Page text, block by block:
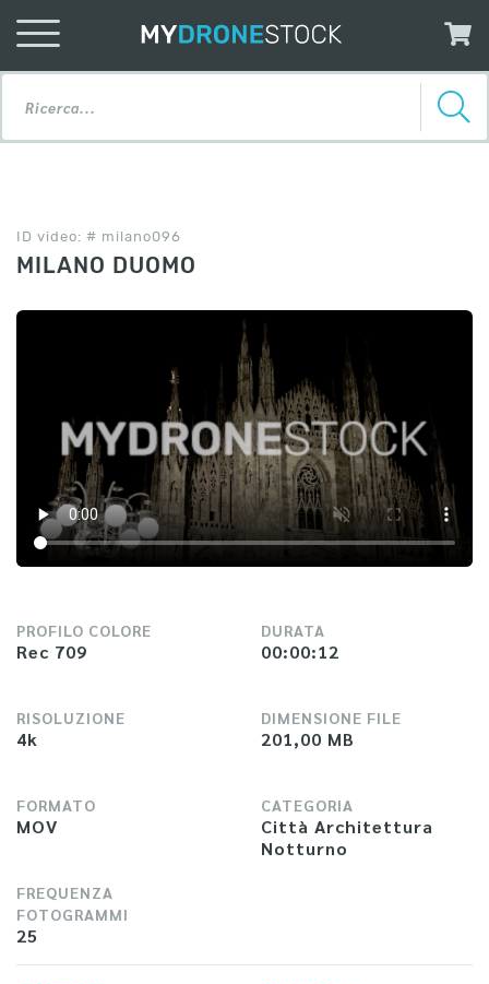
ID video: # milano096
MILANO DUOMO
PROFILO COLORE
Rec 709
RISOLUZIONE
4k
FORMATO
MOV
FREQUENZA
FOTOGRAMMI
25
DURATA
00:00:12
DIMENSIONE FILE
201,00 MB
CATEGORIA
Città Architettura
Notturno